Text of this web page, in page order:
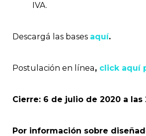
IVA.
Descargá las bases aquí.
Postulación en línea, click aquí
Cierre: 6 de julio de 2020 a las
Por información sobre